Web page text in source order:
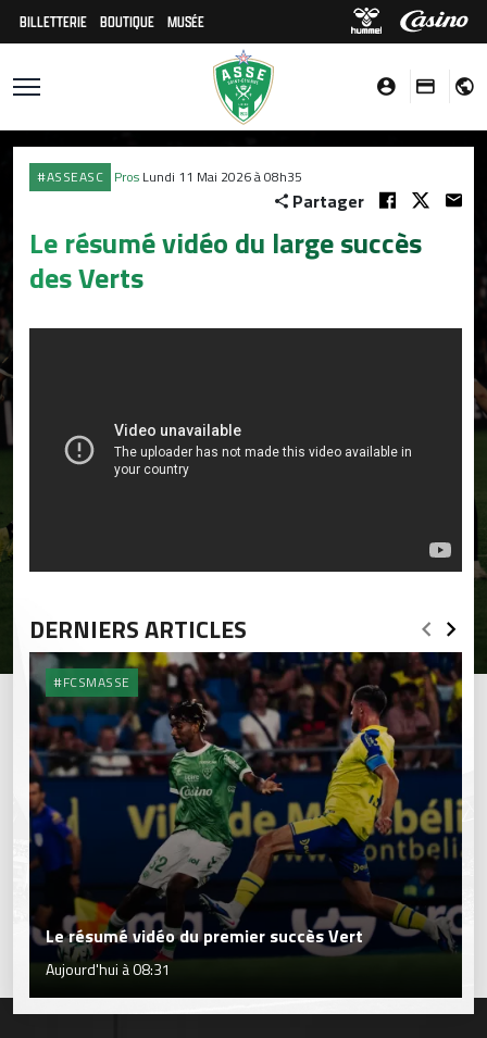
BILLETTERIE BOUTIQUE MUSÉE
#ASSEASC Pros Lundi 11 Mai 2026 à 08h35
Partager
Le résumé vidéo du large succès
des Verts
DERNIERS ARTICLES
#FCSMASSE
Le résumé vidéo du premier succès Vert
Aujourd'hui à 08:31